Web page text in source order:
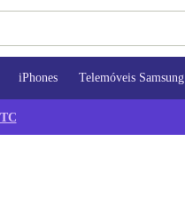
iPhones Telemóveis Samsung
TC